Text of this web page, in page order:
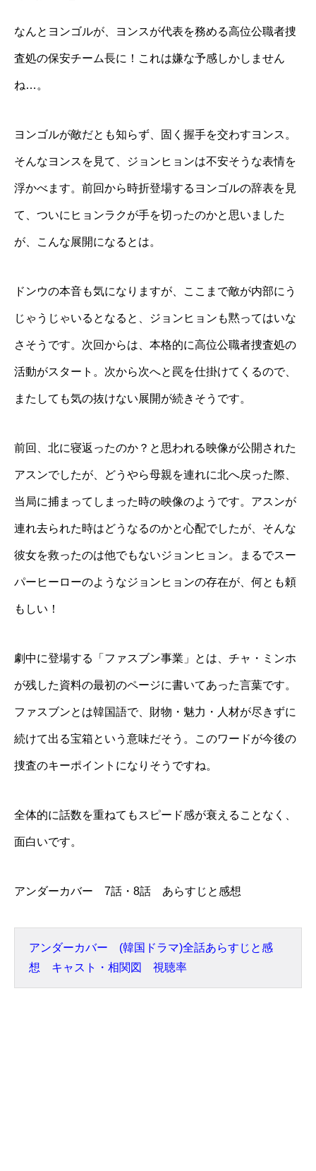
なんとヨンゴルが、ヨンスが代表を務める高位公職者捜
査処の保安チーム長に！これは嫌な予感しかしません
ね…。
ヨンゴルが敵だとも知らず、固く握手を交わすヨンス。
そんなヨンスを見て、ジョンヒョンは不安そうな表情を
浮かべます。前回から時折登場するヨンゴルの辞表を見
て、ついにヒョンラクが手を切ったのかと思いました
が、こんな展開になるとは。
ドンウの本音も気になりますが、ここまで敵が内部にう
じゃうじゃいるとなると、ジョンヒョンも黙ってはいな
さそうです。次回からは、本格的に高位公職者捜査処の
活動がスタート。次から次へと罠を仕掛けてくるので、
またしても気の抜けない展開が続きそうです。
前回、北に寝返ったのか？と思われる映像が公開された
アスンでしたが、どうやら母親を連れに北へ戻った際、
当局に捕まってしまった時の映像のようです。アスンが
連れ去られた時はどうなるのかと心配でしたが、そんな
彼女を救ったのは他でもないジョンヒョン。まるでスー
パーヒーローのようなジョンヒョンの存在が、何とも頼
もしい！
劇中に登場する「ファスブン事業」とは、チャ・ミンホ
が残した資料の最初のページに書いてあった言葉です。
ファスブンとは韓国語で、財物・魅力・人材が尽きずに
続けて出る宝箱という意味だそう。このワードが今後の
捜査のキーポイントになりそうですね。
全体的に話数を重ねてもスピード感が衰えることなく、
面白いです。
アンダーカバー 7話・8話 あらすじと感想
アンダーカバー (韓国ドラマ)全話あらすじと感
想 キャスト・相関図 視聴率